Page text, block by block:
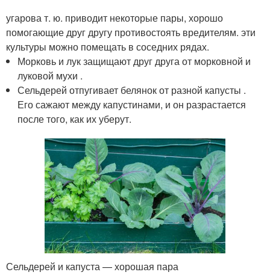
угарова т. ю. приводит некоторые пары, хорошо
помогающие друг другу противостоять вредителям. эти
культуры можно помещать в соседних рядах.
Морковь и лук защищают друг друга от морковной и
луковой мухи .
Сельдерей отпугивает белянок от разной капусты .
Его сажают между капустинами, и он разрастается
после того, как их уберут.
Сельдерей и капуста — хорошая пара